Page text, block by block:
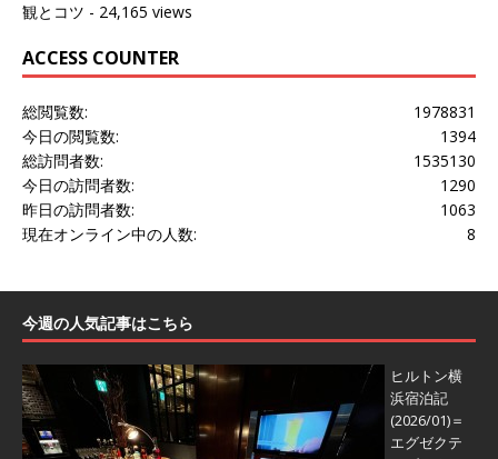
観とコツ - 24,165 views
ACCESS COUNTER
1978831
総閲覧数:
1394
今日の閲覧数:
1535130
総訪問者数:
1290
今日の訪問者数:
1063
昨日の訪問者数:
8
現在オンライン中の人数:
今週の人気記事はこちら
ヒルトン横
浜宿泊記
(2026/01)＝
エグゼクテ